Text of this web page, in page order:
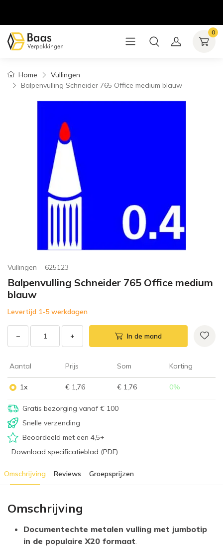
0
Home
Vullingen
Balpenvulling Schneider 765 Office medium blauw
Vullingen 625123
Balpenvulling Schneider 765 Office medium
blauw
Levertijd 1-5 werkdagen
− + In de mand
Aantal Prijs Som Korting
1x € 1,76 € 1,76 0%
Gratis bezorging vanaf € 100
Snelle verzending
Beoordeeld met een 4,5+
Download specificatieblad (PDF)
Omschrijving Reviews Groepsprijzen
Omschrijving
Documentechte metalen vulling met jumbotip
in de populaire X20 formaat.